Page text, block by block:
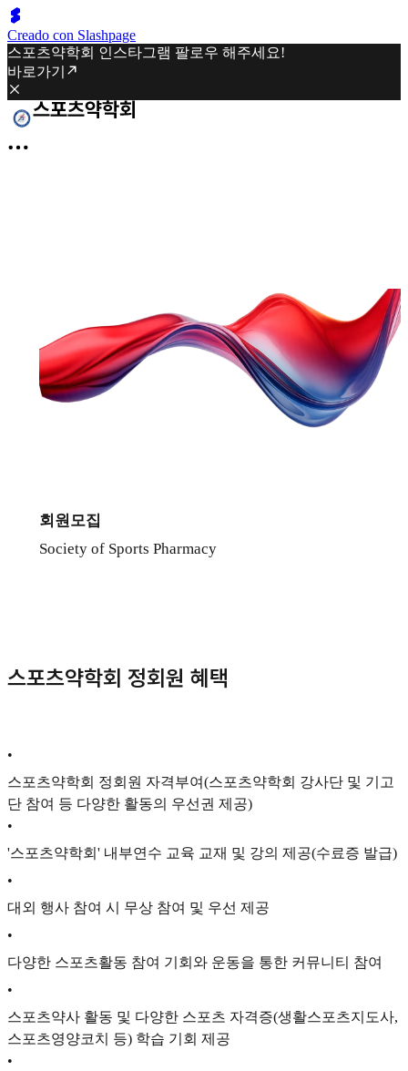
Creado con Slashpage
스포츠약학회 인스타그램 팔로우 해주세요!
바로가기
회원모집
Society of Sports Pharmacy
스포츠약학회 정회원 혜택
•
스포츠약학회 정회원 자격부여(스포츠약학회 강사단 및 기고
단 참여 등 다양한 활동의 우선권 제공)
•
'스포츠약학회' 내부연수 교육 교재 및 강의 제공(수료증 발급)
•
대외 행사 참여 시 무상 참여 및 우선 제공
•
다양한 스포츠활동 참여 기회와 운동을 통한 커뮤니티 참여
•
스포츠약사 활동 및 다양한 스포츠 자격증(생활스포츠지도사,
스포츠영양코치 등) 학습 기회 제공
•